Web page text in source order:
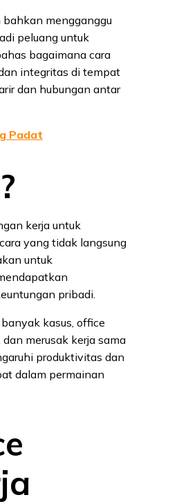
mengganggu
peluang untuk
bagaimana cara
integritas di tempat
dan hubungan antar
Padat
kerja untuk
yang tidak langsung
untuk
pribadi.
kasus, office
merusak kerja sama
produktivitas dan
dalam permainan